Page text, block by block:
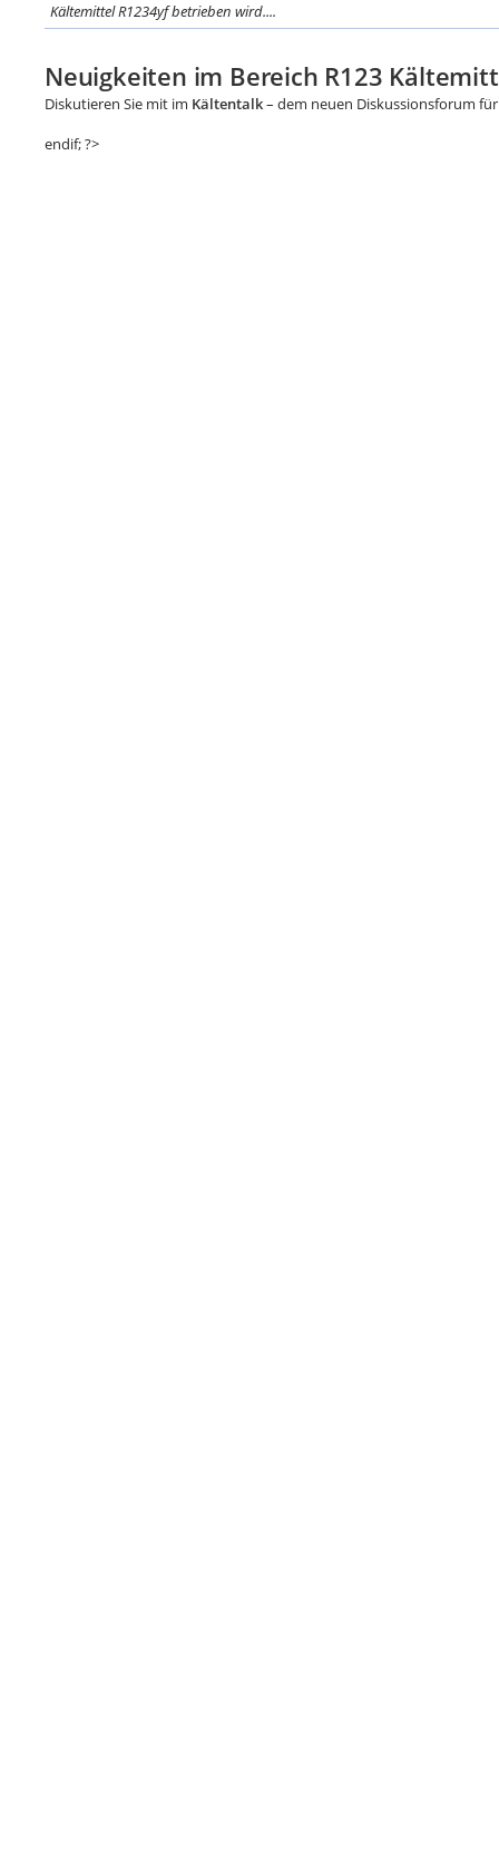
Kältemittel R1234yf betrieben wird....
Neuigkeiten im Bereich R123
Diskutieren Sie mit im Kältentalk– dem neuen Diskussionsforum
endif; ?>